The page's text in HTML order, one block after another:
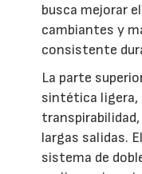
busca mejorar
cambiantes y
consistente
La parte
sintética ligera,
largas salidas.
sistema de